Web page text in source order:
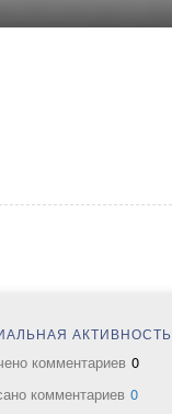
АКТИВНОСТЬ
комментариев 0
комментариев 0